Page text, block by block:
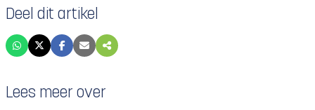
Deel dit artikel
Lees meer over